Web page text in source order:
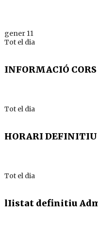
gener 11
Tot el dia
INFORMACIÓ CORS
Tot el dia
HORARI DEFINITIU
Tot el dia
lIistat definitiu